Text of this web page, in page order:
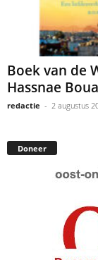
Boek van de
Hassnae
redactie - 2 augustus
Doneer